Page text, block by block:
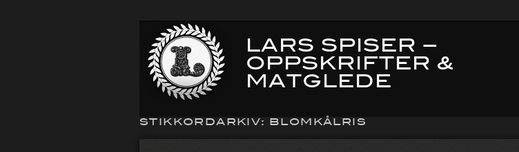
LARS SPISER –
OPPSKRIFTER &
MATGLEDE
STIKKORDARKIV: BLOMKÅLRIS